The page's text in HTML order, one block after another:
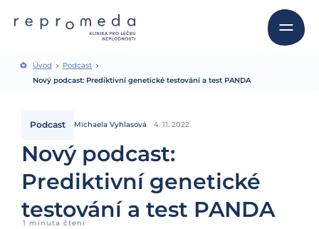
Úvod
Podcast
Nový podcast: Prediktivní genetické testování a test PANDA
Podcast Michaela Vyhlasová 4. 11. 2022
Nový podcast:
Prediktivní genetické
testování a test PANDA
1 minuta čtení